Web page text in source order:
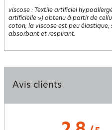
viscose : Textile artificiel
artificielle ») obtenu à partir de
coton, la viscose est peu
absorbant et respirant.
Avis clients